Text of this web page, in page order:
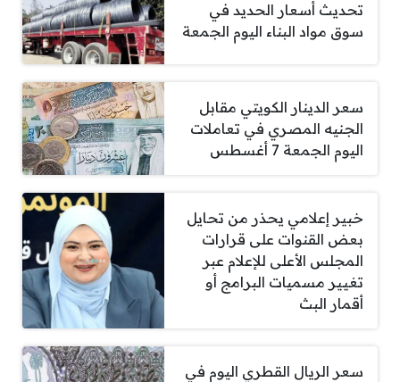
تحديث أسعار الحديد في
سوق مواد البناء اليوم الجمعة
سعر الدينار الكويتي مقابل
الجنيه المصري في تعاملات
اليوم الجمعة 7 أغسطس
خبير إعلامي يحذر من تحايل
بعض القنوات على قرارات
المجلس الأعلى للإعلام عبر
تغيير مسميات البرامج أو
أقمار البث
سعر الريال القطري اليوم في